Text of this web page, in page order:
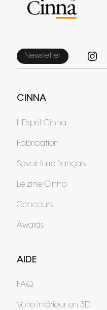
Newsletter
CINNA
L'Esprit Cinna
Fabrication
Savoir-faire français
Le zine Cinna
Concours
Awards
AIDE
FAQ
Votre intérieur en 3D